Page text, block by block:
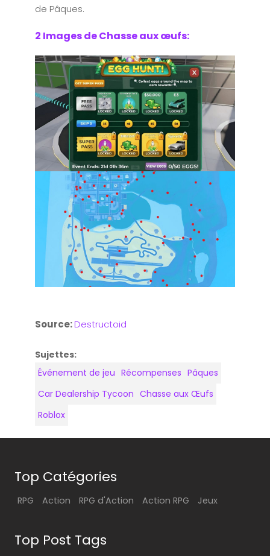
de Pâques.
2 Images de Chasse aux œufs:
Source:Destructoid
Sujettes:
Événement de jeu Récompenses Pâques
Car Dealership Tycoon Chasse aux Œufs
Roblox
Top Catégories
RPG Action RPG d'Action Action RPG Jeux
Top Post Tags